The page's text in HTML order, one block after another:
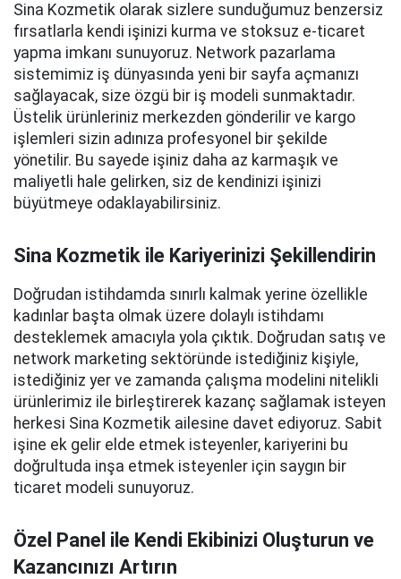
Sina Kozmetik olarak sizlere sunduğumuz benzersiz
fırsatlarla kendi işinizi kurma ve stoksuz e-ticaret
yapma imkanı sunuyoruz. Network pazarlama
sistemimiz iş dünyasında yeni bir sayfa açmanızı
sağlayacak, size özgü bir iş modeli sunmaktadır.
Üstelik ürünleriniz merkezden gönderilir ve kargo
işlemleri sizin adınıza profesyonel bir şekilde
yönetilir. Bu sayede işiniz daha az karmaşık ve
maliyetli hale gelirken, siz de kendinizi işinizi
büyütmeye odaklayabilirsiniz.
Sina Kozmetik ile Kariyerinizi Şekillendirin
Doğrudan istihdamda sınırlı kalmak yerine özellikle
kadınlar başta olmak üzere dolaylı istihdamı
desteklemek amacıyla yola çıktık. Doğrudan satış ve
network marketing sektöründe istediğiniz kişiyle,
istediğiniz yer ve zamanda çalışma modelini nitelikli
ürünlerimiz ile birleştirerek kazanç sağlamak isteyen
herkesi Sina Kozmetik ailesine davet ediyoruz. Sabit
işine ek gelir elde etmek isteyenler, kariyerini bu
doğrultuda inşa etmek isteyenler için saygın bir
ticaret modeli sunuyoruz.
Özel Panel ile Kendi Ekibinizi Oluşturun ve
Kazancınızı Artırın